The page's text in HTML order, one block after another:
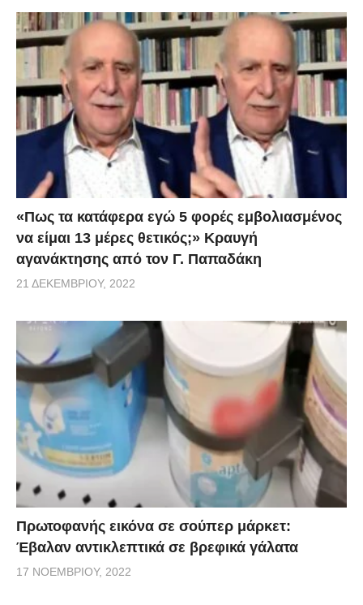
«Πως τα κατάφερα εγώ 5 φορές εμβoλιασμένος
να είμαι 13 μέρες θετικός;» Κραυγή
αγανάκτησης από τον Γ. Παπαδάκη
21 ΔΕΚΕΜΒΡΊΟΥ, 2022
Πρωτοφανής εικόνα σε σούπερ μάρκετ:
Έβαλαν αντικλεπτικά σε βρεφικά γάλατα
17 ΝΟΕΜΒΡΊΟΥ, 2022